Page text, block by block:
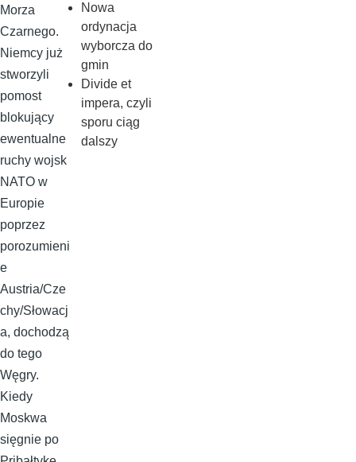
Morza
Czarnego.
Niemcy już
stworzyli
pomost
blokujący
ewentualne
ruchy wojsk
NATO w
Europie
poprzez
porozumieni
e
Austria/Cze
chy/Słowacj
a, dochodzą
do tego
Węgry.
Kiedy
Moskwa
sięgnie po
Nowa
ordynacja
wyborcza do
gmin
Divide et
impera, czyli
sporu ciąg
dalszy